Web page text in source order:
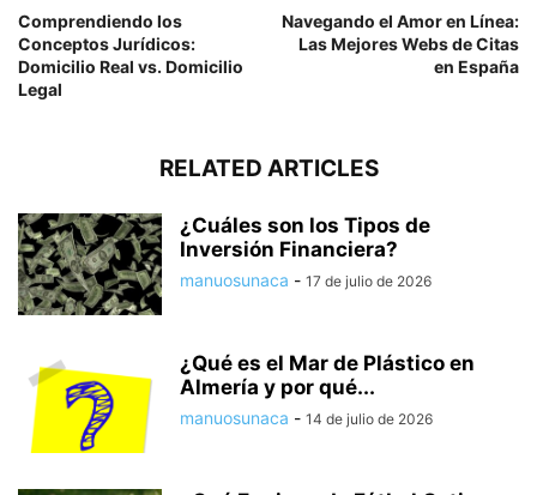
Comprendiendo los
Conceptos Jurídicos:
Domicilio Real vs. Domicilio
Legal
Navegando el Amor en Línea:
Las Mejores Webs de Citas
en España
RELATED ARTICLES
¿Cuáles son los Tipos de
Inversión Financiera?
manuosunaca - 17 de julio de 2026
¿Qué es el Mar de Plástico en
Almería y por qué...
manuosunaca - 14 de julio de 2026